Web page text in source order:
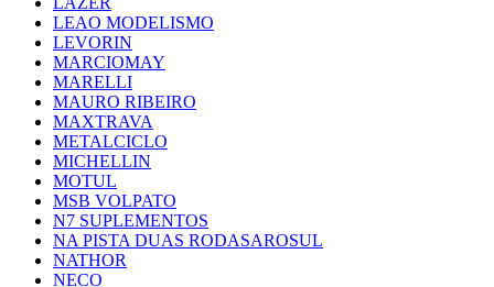
LEAO MODELISMO
LEVORIN
MARCIOMAY
MARELLI
MAURO RIBEIRO
MAXTRAVA
METALCICLO
MICHELLIN
MOTUL
MSB VOLPATO
N7 SUPLEMENTOS
NA PISTA DUAS RODASAROSUL
NATHOR
NECO